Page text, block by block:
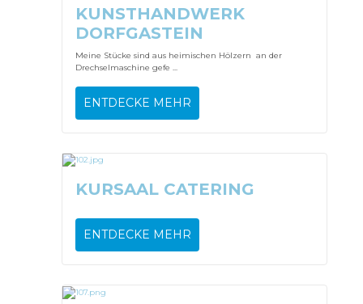
KUNSTHANDWERK
DORFGASTEIN
Meine Stücke sind aus heimischen Hölzern an der
Drechselmaschine gefe ...
ENTDECKE MEHR
KURSAAL CATERING
ENTDECKE MEHR